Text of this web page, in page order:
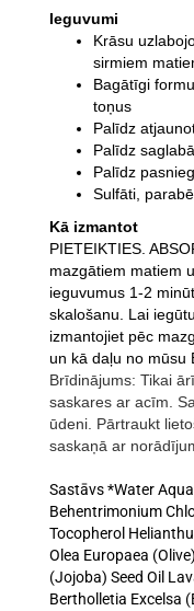
Ieguvumi
Krāsu
sirmiem
Bagātīgi
toņus
Palīdz
Palīdz
Palīdz
Sulfāti,
Kā izmantot
PIETEIKTIES.
mazgātiem matiem
ieguvumus 1-2
skalošanu. Lai
izmantojiet pēc
un kā daļu no mūsu
Brīdinājums: Tikai
saskares ar acīm.
ūdeni. Pārtraukt
saskaņā ar
Sastāvs *Water
Behentrimonium
Tocopherol
Olea Europaea
(Jojoba) Seed Oil
Bertholletia Excelsa